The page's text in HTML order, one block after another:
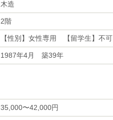
木造
2階
【性別】女性専用 【留学生】不可
1987年4月 築39年
35,000〜42,000円